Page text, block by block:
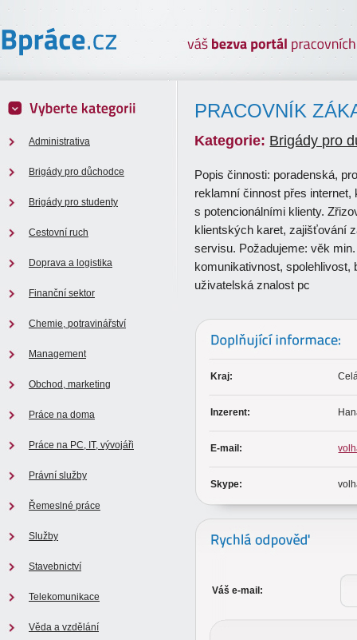
Administrativa
Brigády pro důchodce
Brigády pro studenty
Cestovní ruch
Doprava a logistika
Finanční sektor
Chemie, potravinářství
Management
Obchod, marketing
Práce na doma
Práce na PC, IT, vývojáři
Právní služby
Řemeslné práce
Služby
Stavebnictví
Telekomunikace
Věda a vzdělání
PRACOVNÍK
Kategorie: Brigády pro
Popis činnosti: poradenská,
reklamní činnost přes internet,
s potencionálními klienty.
klientských karet, zajišťování
servisu. Požadujeme: věk
komunikativnost, spolehlivost,
uživatelská znalost pc
Kraj:
Inzerent:
E-mail:
Skype:
Váš e-mail: